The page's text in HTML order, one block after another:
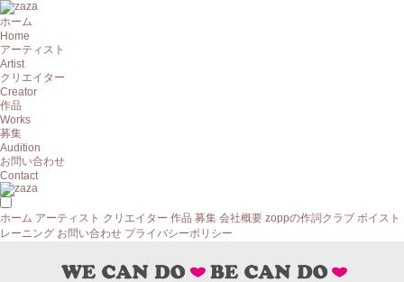
ホーム
Home
アーティスト
Artist
クリエイター
Creator
作品
Works
募集
Audition
お問い合わせ
Contact
ホーム アーティスト クリエイター 作品 募集 会社概要 zoppの作詞クラブ ボイスト
レーニング お問い合わせ プライバシーポリシー